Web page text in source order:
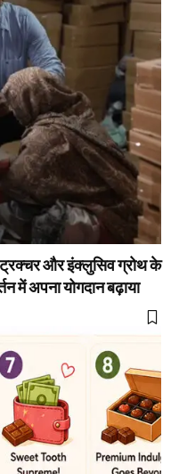
और इंक्लुसिव ग्रोथ के
में अपना योगदान बढ़ाया